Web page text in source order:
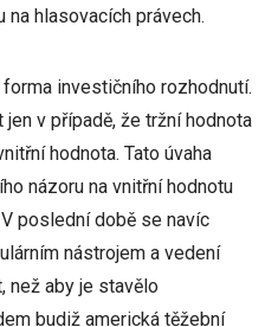
na hlasovacích právech.
investičního rozhodnutí.
v případě, že tržní hodnota
hodnota. Tato úvaha
názoru na vnitřní hodnotu
poslední době se navíc
nástrojem a vedení
než aby je stavělo
budiž americká těžební